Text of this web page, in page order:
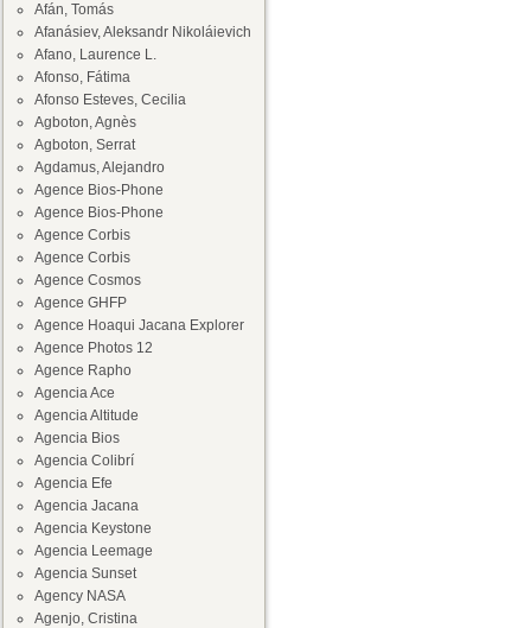
Afán, Tomás
Afanásiev, Aleksandr Nikoláievich
Afano, Laurence L.
Afonso, Fátima
Afonso Esteves, Cecilia
Agboton, Agnès
Agboton, Serrat
Agdamus, Alejandro
Agence Bios-Phone
Agence Bios-Phone
Agence Corbis
Agence Corbis
Agence Cosmos
Agence GHFP
Agence Hoaqui Jacana Explorer
Agence Photos 12
Agence Rapho
Agencia Ace
Agencia Altitude
Agencia Bios
Agencia Colibrí
Agencia Efe
Agencia Jacana
Agencia Keystone
Agencia Leemage
Agencia Sunset
Agency NASA
Agenjo, Cristina